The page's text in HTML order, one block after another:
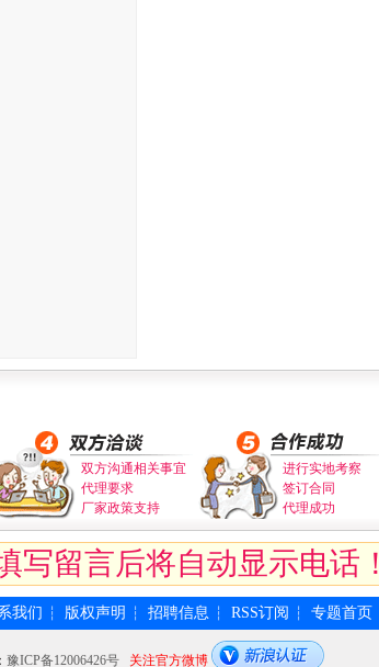
双方沟通相关事宜
代理要求
厂家政策支持
进行实地考察
签订合同
代理成功
写留言后将自动显示电话！
我们 ┆ 版权声明 ┆ 招聘信息 ┆ RSS订阅 ┆ 专题首页
豫ICP备12006426号 关注官方微博